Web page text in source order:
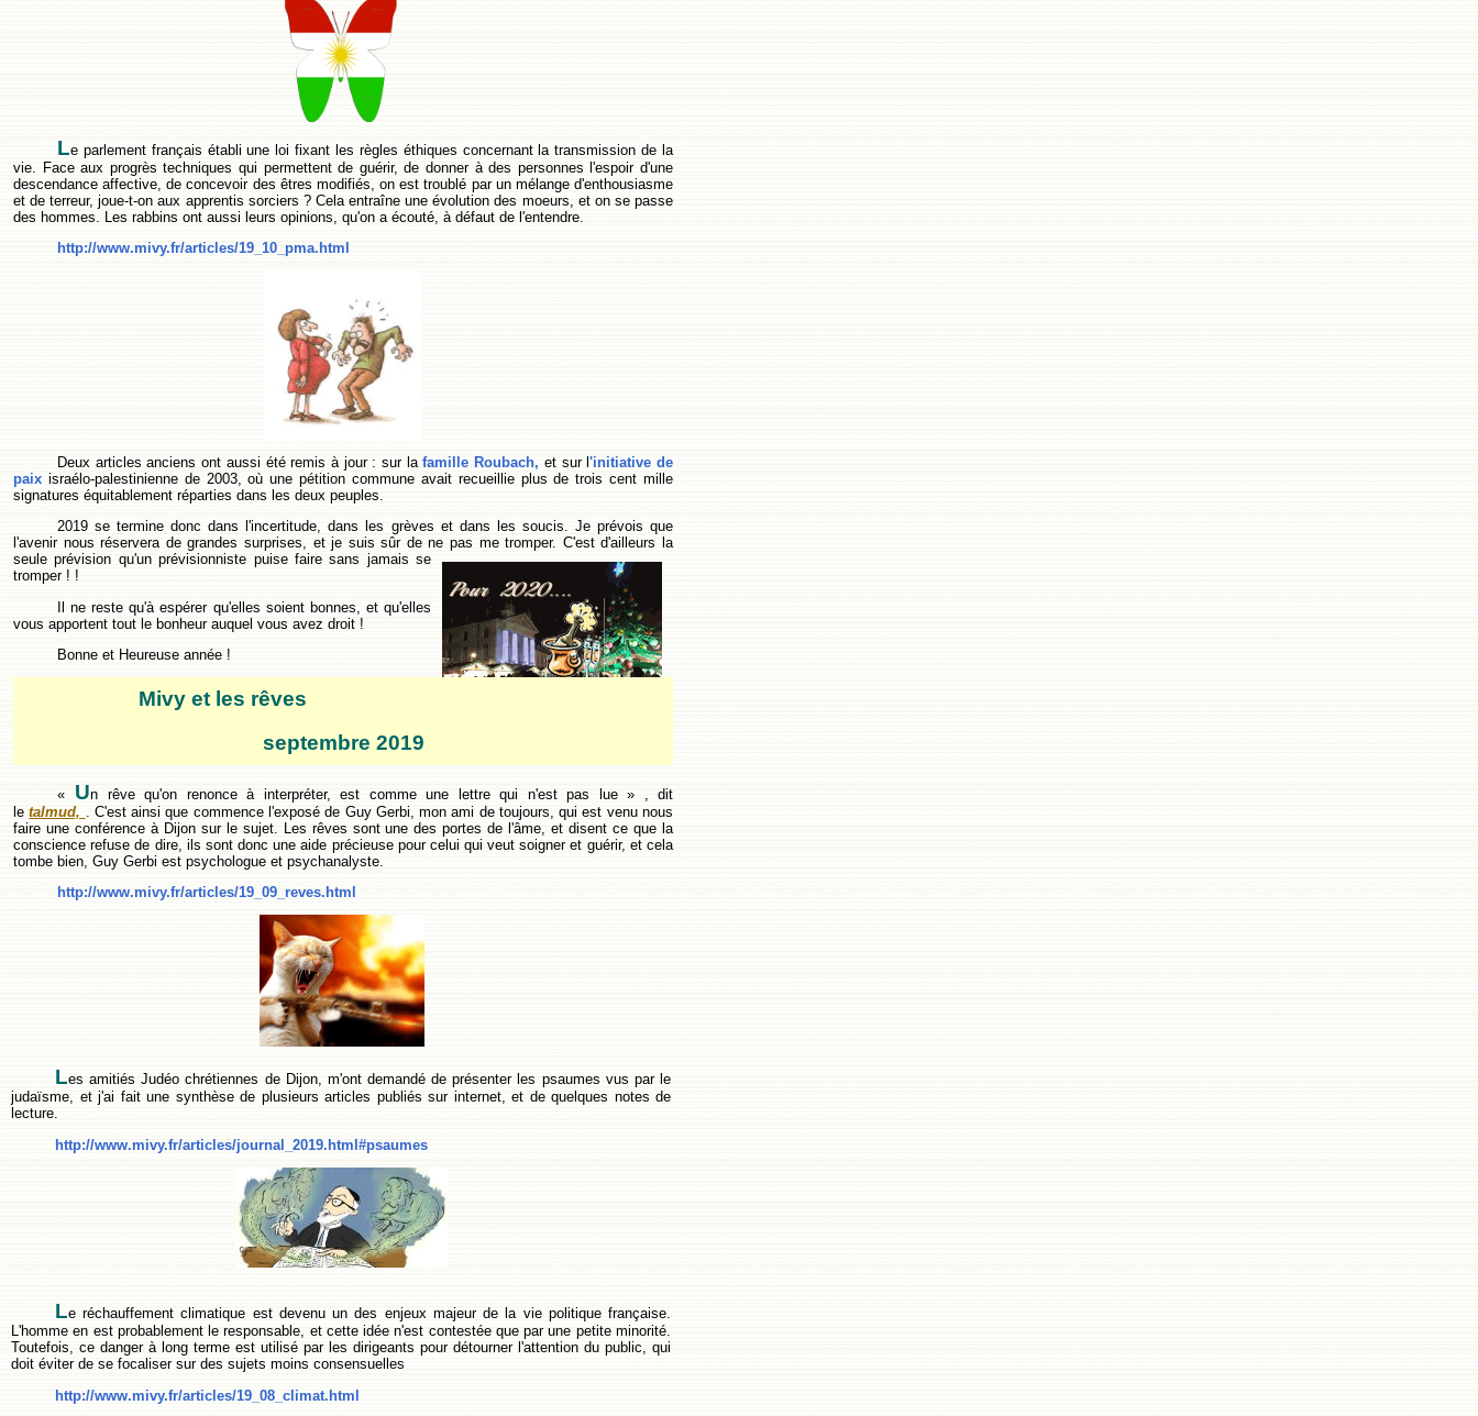
Le parlement français établi une loi fixant les règles éthiques concernant la transmission de la
vie. Face aux progrès techniques qui permettent de guérir, de donner à des personnes l'espoir d'une
descendance affective, de concevoir des êtres modifiés, on est troublé par un mélange d'enthousiasme
et de terreur, joue-t-on aux apprentis sorciers ? Cela entraîne une évolution des moeurs, et on se passe
des hommes. Les rabbins ont aussi leurs opinions, qu'on a écouté, à défaut de l'entendre.
http://www.mivy.fr/articles/19_10_pma.html
Deux articles anciens ont aussi été remis à jour : sur lafamille Roubach, et sur l'initiative de
paix israélo-palestinienne de 2003, où une pétition commune avait recueillie plus de trois cent mille
signatures équitablement réparties dans les deux peuples.
2019 se termine donc dans l'incertitude, dans les grèves et dans les soucis. Je prévois que
l'avenir nous réservera de grandes surprises, et je suis sûr de ne pas me tromper. C'est d'ailleurs la
seule prévision qu'unprévisionniste puise faire sans jamais se
tromper ! !
Il ne reste qu'à espérer qu'elles soient bonnes, et qu'elles
vous apportent tout le bonheur auquel vous avez droit !
Bonne et Heureuse année !
Mivyet les rêves
septembre 2019
« Un rêve qu'on renonce à interpréter, est comme une lettre qui n'est pas lue » , dit
letalmud,
. C'est ainsi que commence l'exposé de Guy Gerbi, mon ami de toujours, qui est venu nous
faire une conférence à Dijon sur le sujet. Les rêves sont une des portes de l'âme, et disent ce que la
conscience refuse de dire, ils sont donc une aide précieuse pour celui qui veut soigner et guérir, et cela
tombe bien, Guy Gerbi est psychologue et psychanalyste.
http://www.mivy.fr/articles/19_09_reves.html
Les amitiés Judéo chrétiennes de Dijon, m'ont demandé de présenter les psaumes vus par le
judaïsme, et j'ai fait une synthèse de plusieurs articles publiés sur internet, et de quelques notes de
lecture.
http://www.mivy.fr/articles/journal_2019.html#psaumes
Le réchauffement climatique est devenu un des enjeux majeur de la vie politique française.
L'homme en est probablement le responsable, et cette idée n'est contestée que par une petite minorité.
Toutefois, ce danger à long terme est utilisé par les dirigeants pour détourner l'attention du public, qui
doit éviter de se focaliser sur des sujets moins consensuelles
http://www.mivy.fr/articles/19_08_climat.html